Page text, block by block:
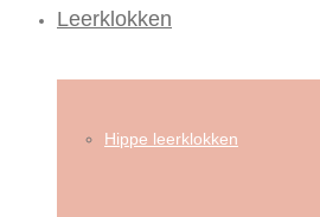
Leerklokken
Hippe leerklokken